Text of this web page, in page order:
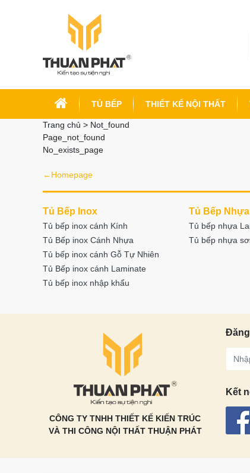
TỦ BẾP THIẾT KẾ NỘI THẤT
Trang chủ > Not_found
Page_not_found
No_exists_page
←Homepage
Tủ Bếp Inox
Tủ bếp inox cánh Kính
Tủ Bếp inox Cánh Nhựa
Tủ bếp inox cánh Gỗ Tự Nhiên
Tủ Bếp inox cánh Laminate
Tủ bếp inox nhập khẩu
Tủ Bếp Nhựa
Tủ bếp nhựa
Tủ bếp nhựa
CÔNG TY TNHH THIẾT KẾ KIẾN TRÚC
VÀ THI CÔNG NỘI THẤT THUẬN PHÁT
Kết